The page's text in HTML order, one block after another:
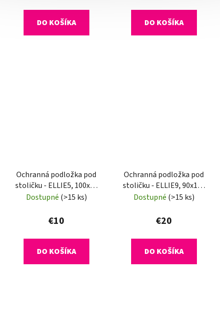
DO KOŠÍKA DO KOŠÍKA
Ochranná podložka pod
stoličku - ELLIE5, 100x50
cm, 0,8 mm
Dostupné (>15 ks)
€10
DO KOŠÍKA
Ochranná podložka pod
stoličku - ELLIE9, 90x120
cm, 1,8 mm
Dostupné (>15 ks)
€20
DO KOŠÍKA